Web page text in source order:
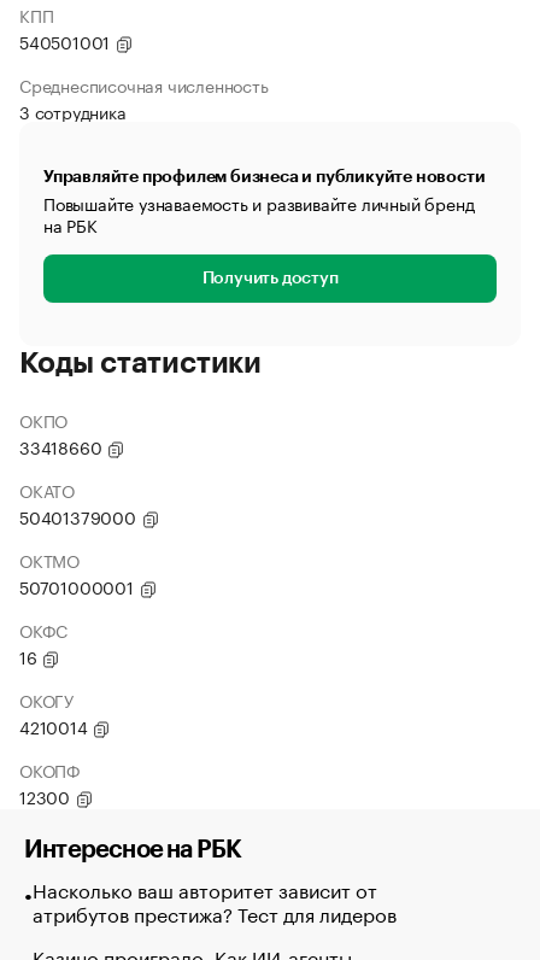
КПП
540501001
Среднесписочная численность
3 сотрудника
Управляйте профилем бизнеса и публикуйте новости
Повышайте узнаваемость и развивайте личный бренд
на РБК
Получить доступ
Коды статистики
ОКПО
33418660
ОКАТО
50401379000
ОКТМО
50701000001
ОКФС
16
ОКОГУ
4210014
ОКОПФ
12300
Интересное на РБК
Насколько ваш авторитет зависит от
атрибутов престижа? Тест для лидеров